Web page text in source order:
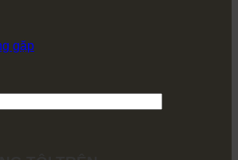
gặp